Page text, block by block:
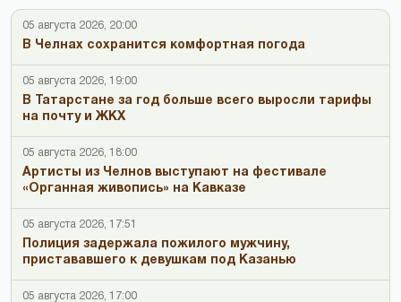
05 августа 2026, 20:00
В Челнах сохранится комфортная погода
05 августа 2026, 19:00
В Татарстане за год больше всего выросли тарифы
на почту и ЖКХ
05 августа 2026, 18:00
Артисты из Челнов выступают на фестивале
«Органная живопись» на Кавказе
05 августа 2026, 17:51
Полиция задержала пожилого мужчину,
пристававшего к девушкам под Казанью
05 августа 2026, 17:00